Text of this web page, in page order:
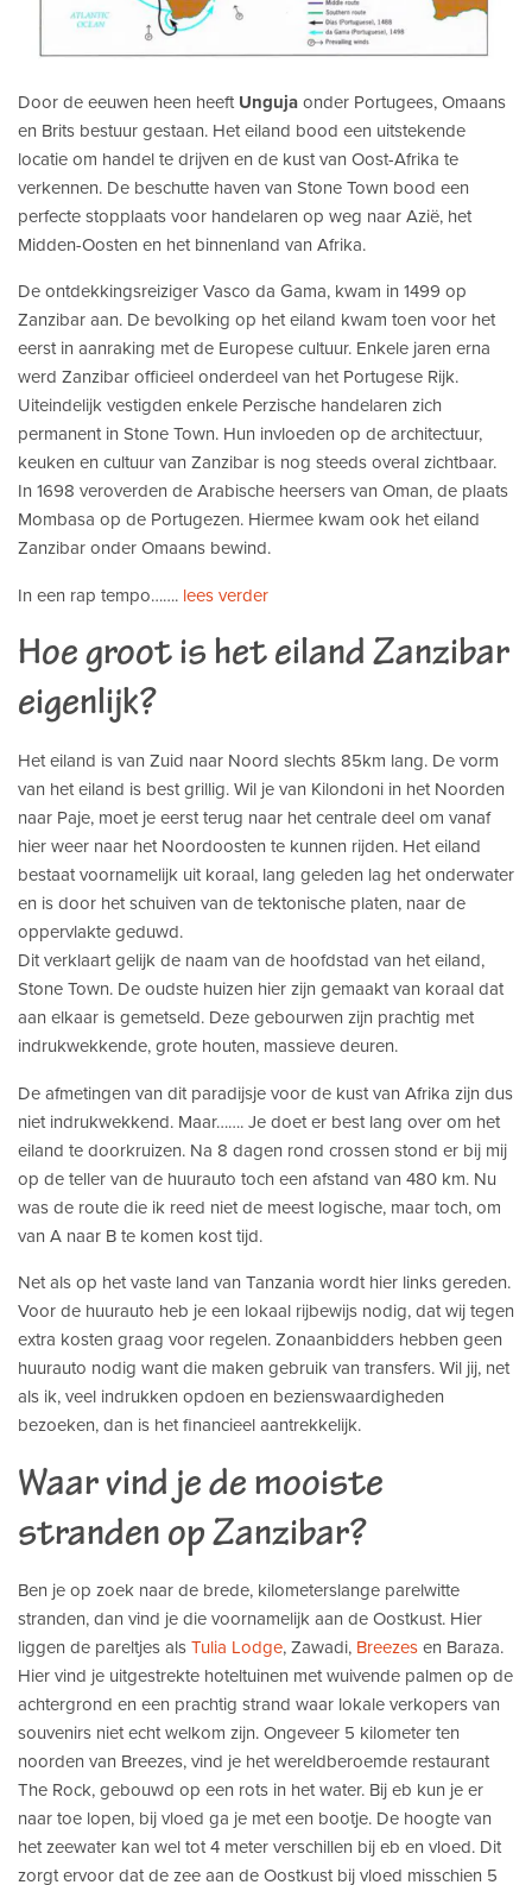
Door de eeuwen heen heeftUngujaonder Portugees, Omaans
en Brits bestuur gestaan. Het eiland bood een uitstekende
locatie om handel te drijven en de kust van Oost-Afrika te
verkennen. De beschutte haven van Stone Town bood een
perfecte stopplaats voor handelaren op weg naar Azië, het
Midden-Oosten en het binnenland van Afrika.
De ontdekkingsreiziger Vasco da Gama, kwam in 1499 op
Zanzibar aan. De bevolking op het eiland kwam toen voor het
eerst in aanraking met de Europese cultuur. Enkele jaren erna
werd Zanzibar officieel onderdeel van het Portugese Rijk.
Uiteindelijk vestigden enkele Perzische handelaren zich
permanent in Stone Town. Hun invloeden op de architectuur,
keuken en cultuur van Zanzibar is nog steeds overal zichtbaar.
In 1698 veroverden de Arabische heersers van Oman, de plaats
Mombasa op de Portugezen. Hiermee kwam ook het eiland
Zanzibar onder Omaans bewind.
In een rap tempo……. lees verder
Hoe groot is het eiland Zanzibar
eigenlijk?
Het eiland is van Zuid naar Noord slechts 85km lang. De vorm
van het eiland is best grillig. Wil je van Kilondoni in het Noorden
naar Paje, moet je eerst terug naar het centrale deel om vanaf
hier weer naar het Noordoosten te kunnen rijden. Het eiland
bestaat voornamelijk uit koraal, lang geleden lag het onderwater
en is door het schuiven van de tektonische platen, naar de
oppervlakte geduwd.
Dit verklaart gelijk de naam van de hoofdstad van het eiland,
Stone Town. De oudste huizen hier zijn gemaakt van koraal dat
aan elkaar is gemetseld. Deze gebourwen zijn prachtig met
indrukwekkende, grote houten, massieve deuren.
De afmetingen van dit paradijsje voor de kust van Afrika zijn dus
niet indrukwekkend. Maar……. Je doet er best lang over om het
eiland te doorkruizen. Na 8 dagen rond crossen stond er bij mij
op de teller van de huurauto toch een afstand van 480 km. Nu
was de route die ik reed niet de meest logische, maar toch, om
van A naar B te komen kost tijd.
Net als op het vaste land van Tanzania wordt hier links gereden.
Voor de huurauto heb je een lokaal rijbewijs nodig, dat wij tegen
extra kosten graag voor regelen. Zonaanbidders hebben geen
huurauto nodig want die maken gebruik van transfers. Wil jij, net
als ik, veel indrukken opdoen en bezienswaardigheden
bezoeken, dan is het financieel aantrekkelijk.
Waar vind je de mooiste
stranden op Zanzibar?
Ben je op zoek naar de brede, kilometerslange parelwitte
stranden, dan vind je die voornamelijk aan de Oostkust. Hier
liggen de pareltjes alsTulia Lodge, Zawadi, Breezesen Baraza.
Hier vind je uitgestrekte hoteltuinen met wuivende palmen op de
achtergrond en een prachtig strand waar lokale verkopers van
souvenirs niet echt welkom zijn. Ongeveer 5 kilometer ten
noorden van Breezes, vind je het wereldberoemde restaurant
The Rock, gebouwd op een rots in het water. Bij eb kun je er
naar toe lopen, bij vloed ga je met een bootje. De hoogte van
het zeewater kan wel tot 4 meter verschillen bij eb en vloed. Dit
zorgt ervoor dat de zee aan de Oostkust bij vloed misschien 5